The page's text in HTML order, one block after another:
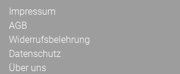
Impressum
AGB
Widerrufsbelehrung
Datenschutz
Über uns